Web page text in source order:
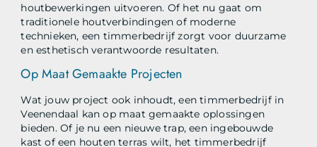
houtbewerkingen uitvoeren. Of het nu gaat om
traditionele houtverbindingen of moderne
technieken, een timmerbedrijf zorgt voor duurzame
en esthetisch verantwoorde resultaten.
Op Maat Gemaakte Projecten
Wat jouw project ook inhoudt, een timmerbedrijf in
Veenendaal kan op maat gemaakte oplossingen
bieden. Of je nu een nieuwe trap, een ingebouwde
kast of een houten terras wilt, het timmerbedrijf